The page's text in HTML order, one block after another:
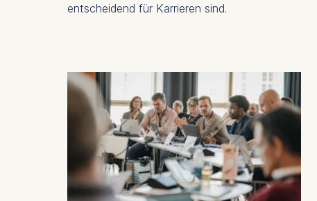
entscheidend für Karrieren sind.
Cookies
Statistics
Cookies
helps us
Cookies